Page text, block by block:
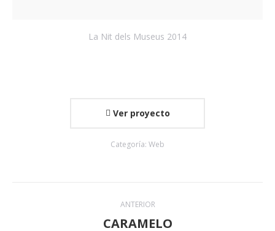
La Nit dels Museus 2014
Ver proyecto
Categoría: Web
NavegaciónANTERIOR
Proyecto
CARAMELO